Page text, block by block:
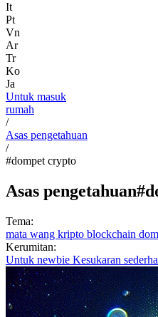
It
Pt
Vn
Ar
Tr
Ko
Ja
Untuk masuk
rumah
/
Asas pengetahuan
/
#dompet crypto
Asas pengetahuan
Tema:
mata wang kripto blockchain
Kerumitan:
Untuk newbie Kesukaran